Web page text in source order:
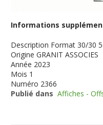
Informations
Description Format 30/30
Origine GRANIT ASSOCIES
Année 2023
Mois 1
Numéro 2366
Publié dans Affiches -